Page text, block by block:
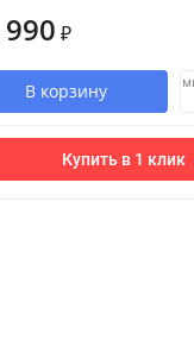
₽
В корзину
Купить в 1 клик